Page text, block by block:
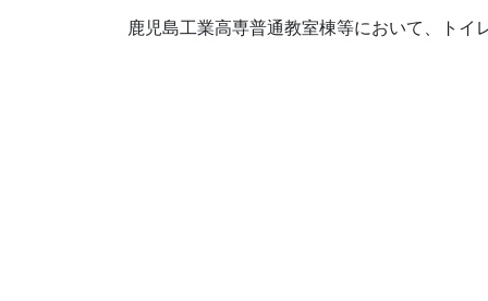
鹿児島工業高専普通教室棟等において、トイ